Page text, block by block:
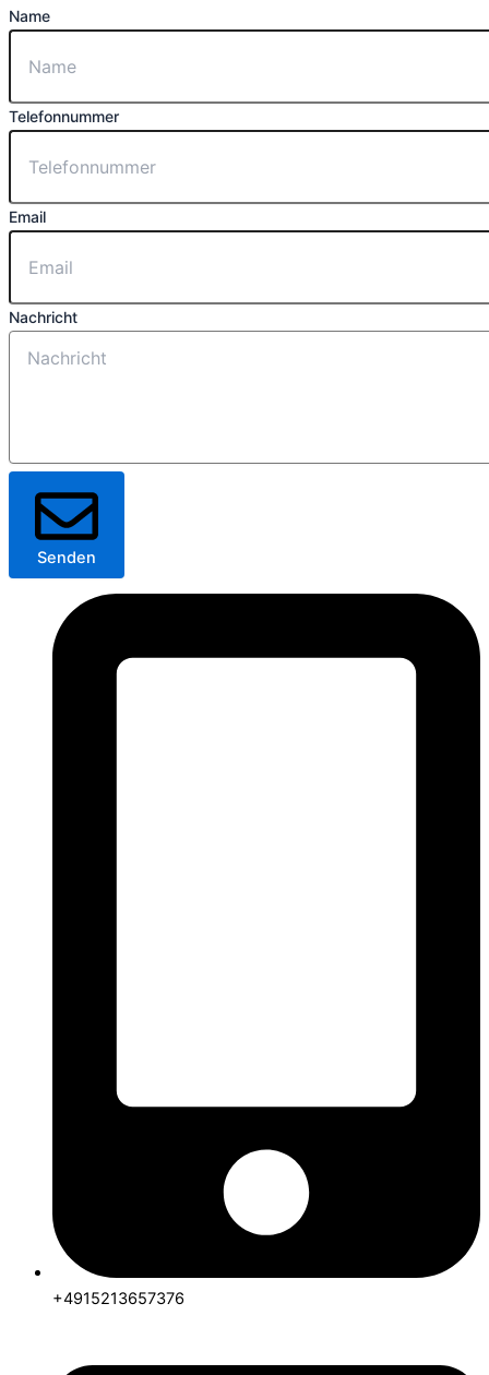
Name
Telefonnummer
Email
Nachricht
Senden
+4915213657376